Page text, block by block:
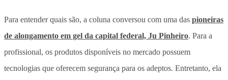
Para entender quais são, a coluna conversou com uma das pioneiras
de alongamento em gel da capital federal, Ju Pinheiro. Para a
profissional, os produtos disponíveis no mercado possuem
tecnologias que oferecem segurança para os adeptos. Entretanto, ela